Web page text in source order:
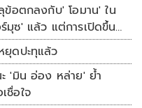
ข้อตกลงกับ' โอมาน' ใน
มุซ' แล้ว แต่การเปิดขึ้น
ยุดปะทุแล้ว
'มิน อ่อง หล่าย' ย้ำ
ชื่อใจ